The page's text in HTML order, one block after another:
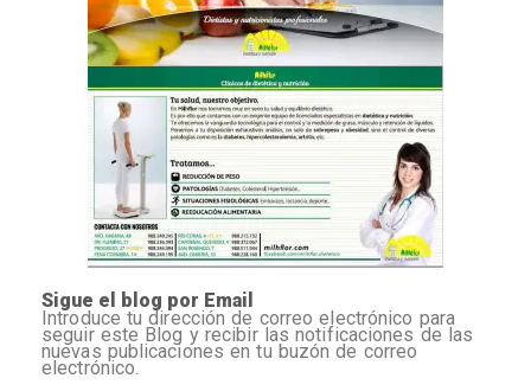
Sigue el blog por Email
Introduce tu dirección de correo electrónico para
seguir este Blog y recibir las notificaciones de las
nuevas publicaciones en tu buzón de correo
electrónico.